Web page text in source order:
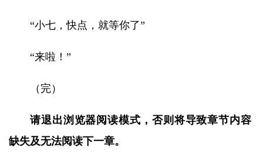
“小七，快点，就等你了”
“来啦！”
（完）
请退出浏览器阅读模式，否则将导致章节内容
缺失及无法阅读下一章。